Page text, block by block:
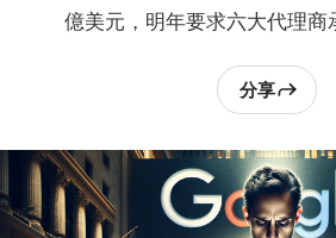
億美元，明年要求六大代理商
分享